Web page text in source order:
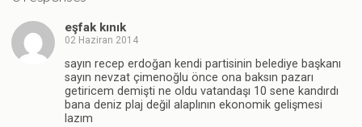
eşfak kınık
02 Haziran 2014
sayın recep erdoğan kendi partisinin belediye başkanı
sayın nevzat çimenoğlu önce ona baksın pazarı
getiricem demişti ne oldu vatandaşı 10 sene kandırdı
bana deniz plaj değil alaplının ekonomik gelişmesi
lazım